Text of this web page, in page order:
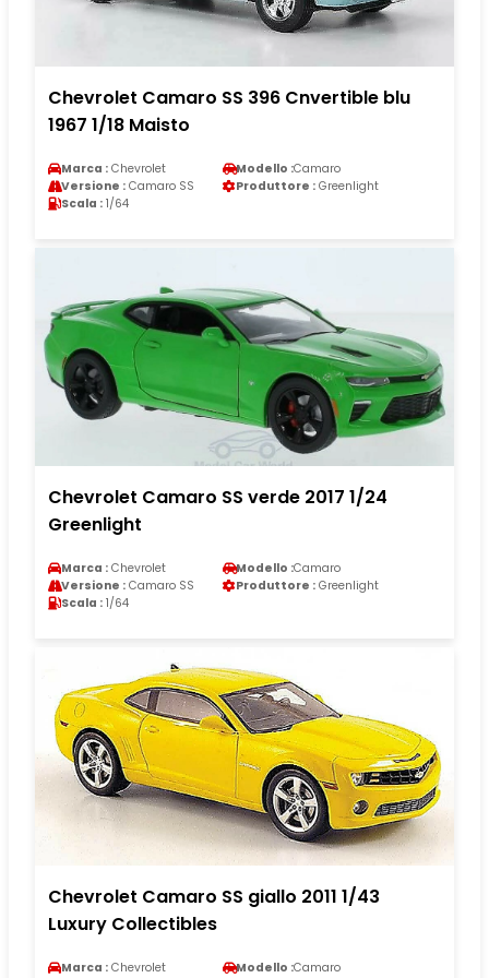
Chevrolet Camaro SS 396 Cnvertible blu
1967 1/18 Maisto
Marca : Chevrolet Modello :Camaro
Versione : Camaro SS Produttore : Greenlight
Scala : 1/64
Chevrolet Camaro SS verde 2017 1/24
Greenlight
Marca : Chevrolet Modello :Camaro
Versione : Camaro SS Produttore : Greenlight
Scala : 1/64
Chevrolet Camaro SS giallo 2011 1/43
Luxury Collectibles
Marca : Chevrolet Modello :Camaro